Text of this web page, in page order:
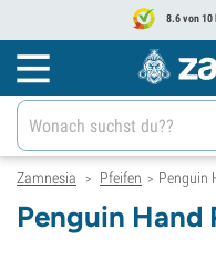
8.6 von 10
Zamnesia > Pfeifen > Penguin
Penguin Hand